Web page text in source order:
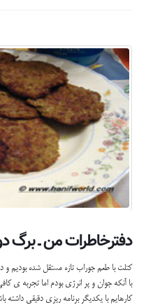
دفترخاطرات من ـ برگ
کتلت با طعم جوراب تازه مستقل شده بودیم و
با آنکه جوان و پر انرژی بودم اما تجربه ی
کارهایم با یکدیگر برنامه ریزی دقیقی